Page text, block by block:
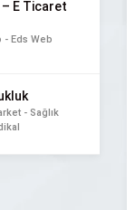
– E Ticaret
- Eds Web
- Sağlık